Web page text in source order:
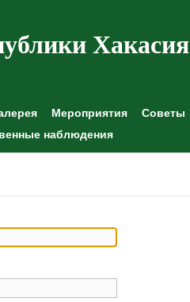
Хакасия
Мероприятия Советы
наблюдения